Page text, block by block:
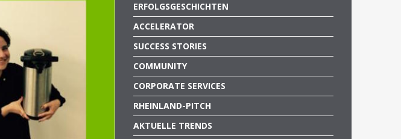
ERFOLGSGESCHICHTEN
ACCELERATOR
SUCCESS STORIES
COMMUNITY
CORPORATE SERVICES
RHEINLAND-PITCH
AKTUELLE TRENDS